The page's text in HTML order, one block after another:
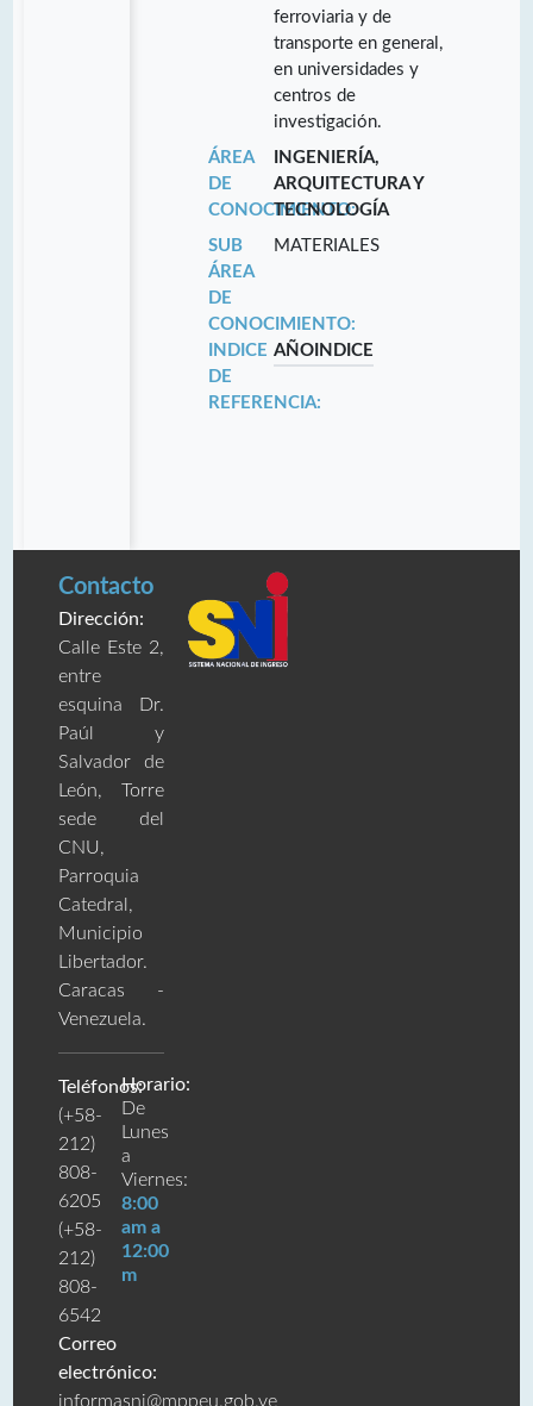
ferroviaria y de
transporte en general,
en universidades y
centros de
investigación.
ÁREA
DE
CONOCIMIENTO:
INGENIERÍA,
ARQUITECTURA Y
TECNOLOGÍA
SUB
ÁREA
DE
CONOCIMIENTO:
MATERIALES
INDICE
DE
REFERENCIA:
AÑO INDICE
Contacto
Dirección:
Calle Este 2,
entre
esquina Dr.
Paúl y
Salvador de
León, Torre
sede del
CNU,
Parroquia
Catedral,
Municipio
Libertador.
Caracas -
Venezuela.
Teléfonos:
(+58-
212)
808-
6205
(+58-
212)
808-
6542
Correo
electrónico:
informasni@mppeu.gob.ve
Horario:
De
Lunes
a
Viernes:
8:00
am a
12:00
m